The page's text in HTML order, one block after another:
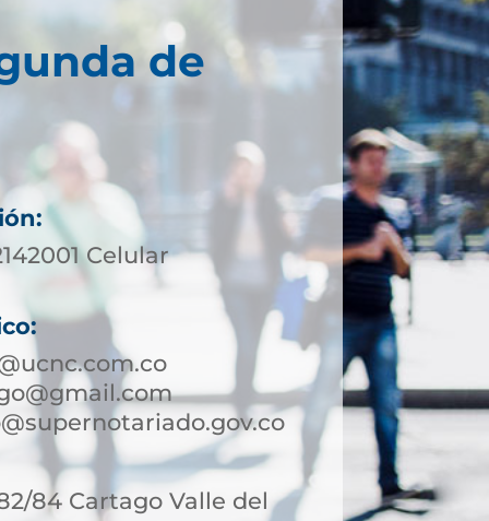
de
Celular
84 Cartago Valle del